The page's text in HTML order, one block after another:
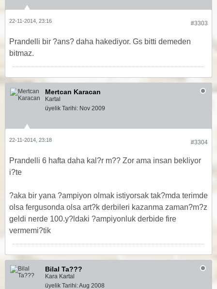
#3303
22-11-2014, 23:16
Prandelli bir ?ans? daha hakediyor. Gs bitti demeden
bitmaz.
Mertcan Karacan
Kartal
üyelik Tarihi: Nov 2009
#3304
22-11-2014, 23:18
Prandelli 6 hafta daha kal?r m?? Zor ama insan bekliyor
i?te
?aka bir yana ?ampiyon olmak istiyorsak tak?mda terimde
olsa fergusonda olsa art?k derbileri kazanma zaman?m?z
geldi nerde 100.y?ldaki ?ampiyonluk derbide fire
vermemi?tik
Bilal Ta???
Kara Kartal
üyelik Tarihi:Aug 2008